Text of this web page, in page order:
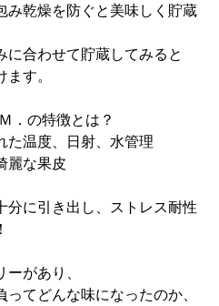
み乾燥を防ぐと美味しく貯蔵
合わせて貯蔵してみると
す。
．の特徴とは？
た温度、日射、水管理
麗な果皮
分に引き出し、ストレス耐性
があり、
てどんな味になったのか、